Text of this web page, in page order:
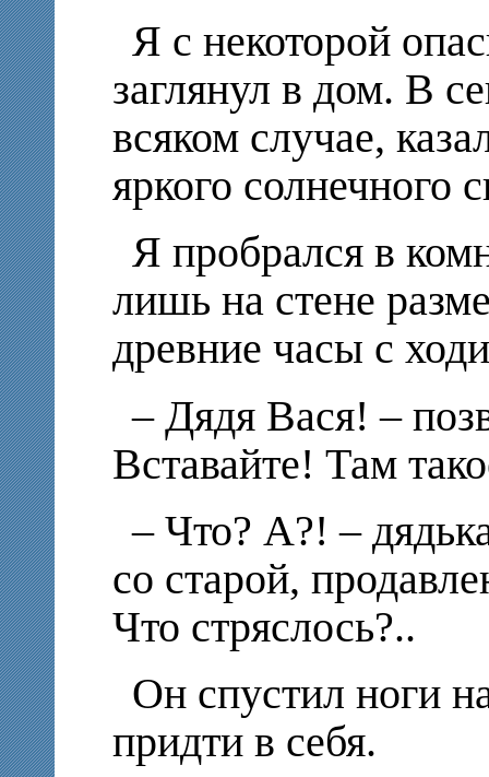
Я с некоторой
заглянул в дом. В
всяком случае,
яркого солнечного
Я пробрался в
лишь на стене
древние часы с
– Дядя Вася! –
Вставайте! Там
– Что? А?! –
со старой,
Что стряслось?..
Он спустил ноги
придти в себя.